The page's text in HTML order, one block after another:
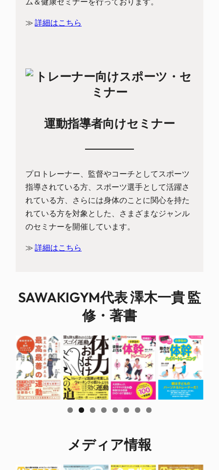
≫ 詳細はこちら
運動指導者向けセミナー
プロトレーナー、監督やコーチとしてスポーツ
指導されている方、スポーツ選手として活躍さ
れている方、さらには身体のことに関心を持た
れている方を対象とした、さまざまなジャンル
のセミナーを開催しています。
≫ 詳細はこちら
SAWAKIGYM代表 澤木一貴 監
修・著書
メディア情報